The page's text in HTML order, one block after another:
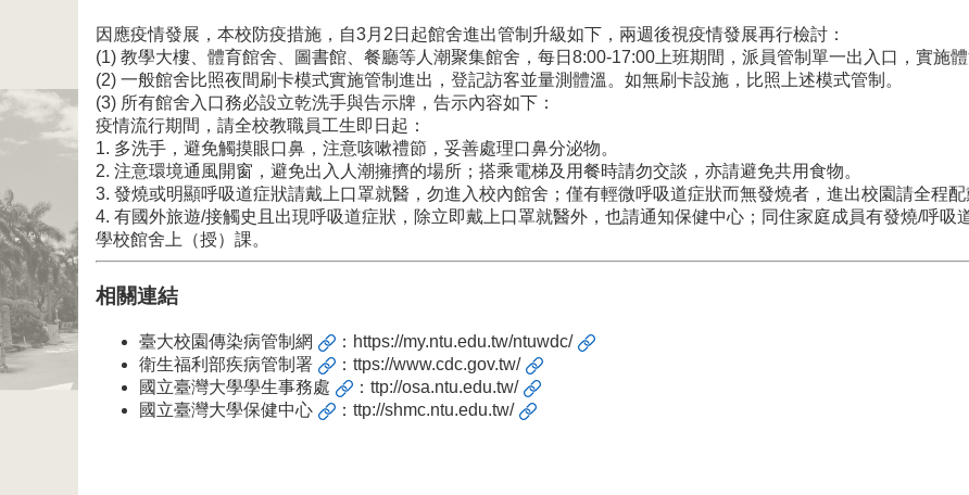
因應疫情發展，本校防疫措施，自3月2日起館舍進出管制升級如下，兩週後視疫情發展再行檢討：
(1) 教學大樓、體育館舍、圖書館、餐廳等人潮聚集館舍，每日8:00-17:00上班期間，派員管制單一出入口，實施
(2) 一般館舍比照夜間刷卡模式實施管制進出，登記訪客並量測體溫。如無刷卡設施，比照上述模式管制。
(3) 所有館舍入口務必設立乾洗手與告示牌，告示內容如下：
疫情流行期間，請全校教職員工生即日起：
1. 多洗手，避免觸摸眼口鼻，注意咳嗽禮節，妥善處理口鼻分泌物。
2. 注意環境通風開窗，避免出入人潮擁擠的場所；搭乘電梯及用餐時請勿交談，亦請避免共用食物。
3. 發燒或明顯呼吸道症狀請戴上口罩就醫，勿進入校內館舍；僅有輕微呼吸道症狀而無發燒者，進出校園請全程配
4. 有國外旅遊/接觸史且出現呼吸道症狀，除立即戴上口罩就醫外，也請通知保健中心；同住家庭成員有發燒/呼吸
學校館舍上（授）課。
相關連結
臺大校園傳染病管制網 ： https://my.ntu.edu.tw/ntuwdc/
衛生福利部疾病管制署
： ttps://www.cdc.gov.tw/
國立臺灣大學學生事務處
： ttp://osa.ntu.edu.tw/
國立臺灣大學保健中心
： ttp://shmc.ntu.edu.tw/